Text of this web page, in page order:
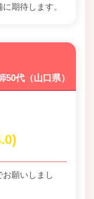
期待します。
50代（山口県）
願いしまし